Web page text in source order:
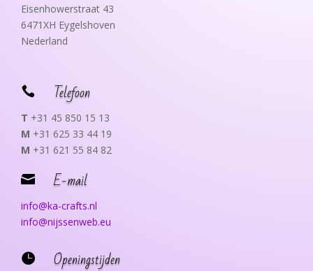
Eisenhowerstraat 43
6471XH Eygelshoven
Nederland
 Telefoon
T +31 45 850 15 13
M +31 625 33 44 19
M +31 621 55 84 82
 E-mail
info@ka-crafts.nl
info@nijssenweb.eu
 Openingstijden